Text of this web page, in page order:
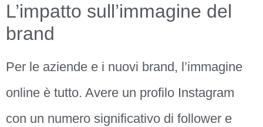
L’impatto sull’immagine del
brand
Per le aziende e i nuovi brand, l’immagine
online è tutto. Avere un profilo Instagram
con un numero significativo di follower e